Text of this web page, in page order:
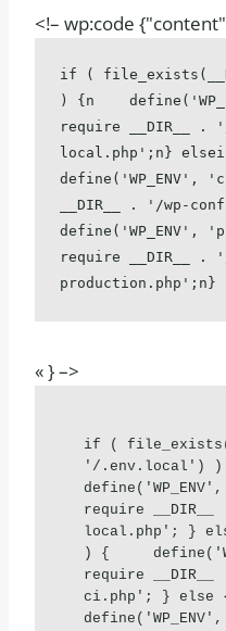
<!– wp:code
if (
) {n
require __DIR__ .
local.php';n}
__DIR__ . '/wp-
define('WP_ENV',
require __DIR__ .
production.php';n}
« } –>
if (
'/.env.local') )
require
local.php'; }
) {
require
ci.php'; } else